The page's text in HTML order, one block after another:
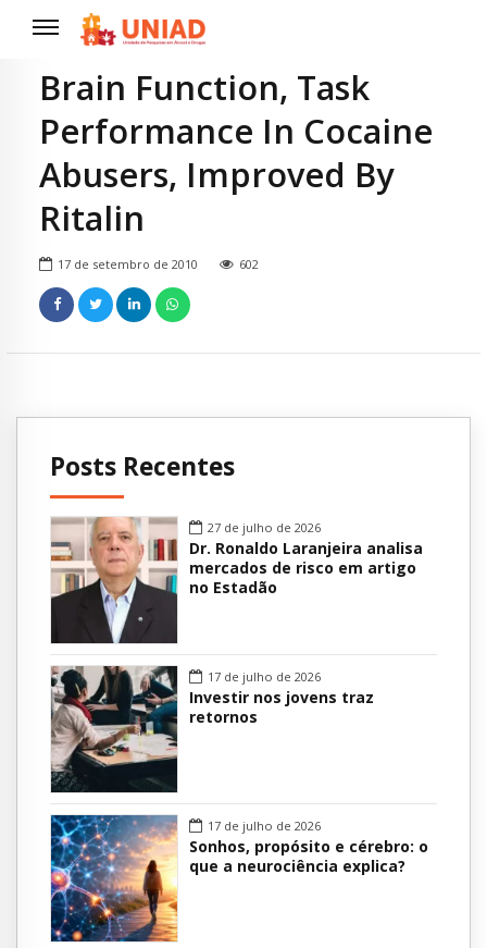
Brain Function, Task
Performance In Cocaine
Abusers, Improved By
Ritalin
17 de setembro de 2010 602
Posts Recentes
27 de julho de 2026
Dr. Ronaldo Laranjeira analisa
mercados de risco em artigo
no Estadão
17 de julho de 2026
Investir nos jovens traz
retornos
17 de julho de 2026
Sonhos, propósito e cérebro: o
que a neurociência explica?